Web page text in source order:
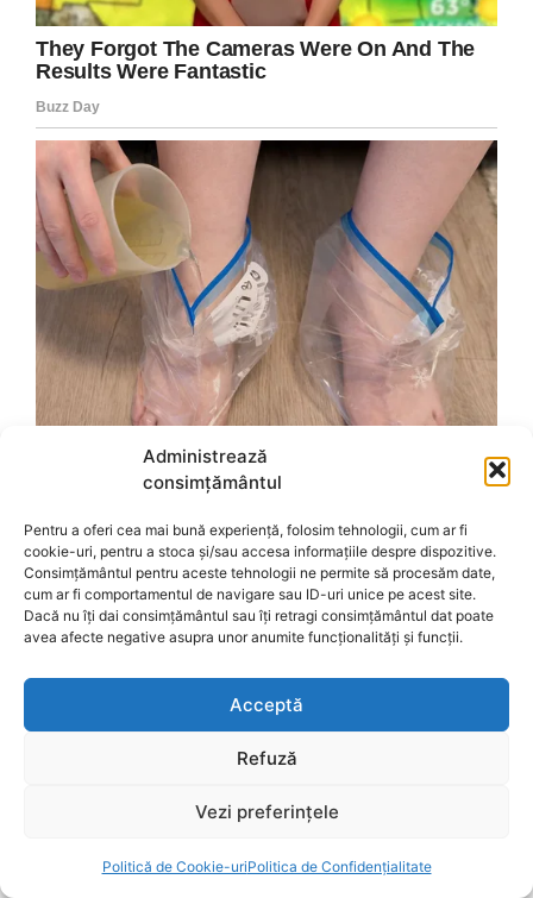
Administrează
consimțământul
Pentru a oferi cea mai bună experiență, folosim tehnologii, cum ar fi
cookie-uri, pentru a stoca și/sau accesa informațiile despre dispozitive.
Consimțământul pentru aceste tehnologii ne permite să procesăm date,
cum ar fi comportamentul de navigare sau ID-uri unice pe acest site.
Dacă nu îți dai consimțământul sau îți retragi consimțământul dat poate
avea afecte negative asupra unor anumite funcționalități și funcții.
Acceptă
Refuză
Vezi preferințele
Politică de Cookie-uriPolitica de Confidențialitate